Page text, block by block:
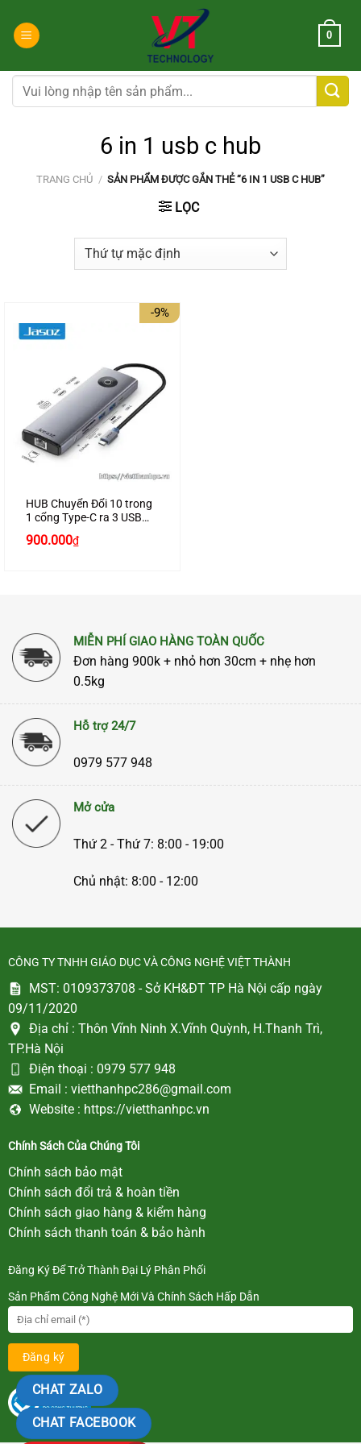
đến
dung
0
Tìm
kiếm:
6 in 1 usb c hub
TRANG CHỦ / SẢN PHẨM ĐƯỢC GẮN THẺ “6 IN 1 USB C HUB”
LỌC
-9%
HUB Chuyển Đổi 10 trong
1 cổng Type-C ra 3 USB
+ PD100W + SD + TF +
Giá
900.000₫Giá
hiện
MIỄN PHÍ GIAO HÀNG TOÀN QUỐC
Đơn hàng 900k + nhỏ hơn 30cm + nhẹ hơn
0.5kg
Hỗ trợ 24/7
0979 577 948
Mở cửa
Thứ 2 - Thứ 7: 8:00 - 19:00
Chủ nhật: 8:00 - 12:00
CÔNG TY TNHH GIÁO DỤC VÀ CÔNG NGHỆ VIỆT THÀNH
MST: 0109373708 - Sở KH&ĐT TP Hà Nội cấp ngày
09/11/2020
Địa chỉ : Thôn Vĩnh Ninh X.Vĩnh Quỳnh, H.Thanh Trì,
TP.Hà Nội
Điện thoại : 0979 577 948
Email : vietthanhpc286@gmail.com
Website : https://vietthanhpc.vn
Chính Sách Của Chúng Tôi
Chính sách bảo mật
Chính sách đổi trả & hoàn tiền
Chính sách giao hàng & kiểm hàng
Chính sách thanh toán & bảo hành
Đăng Ký Để Trở Thành Đại Lý Phân Phối
Sản Phẩm Công Nghệ Mới Và Chính Sách Hấp Dẫn
CHAT ZALO
CHAT FACEBOOK